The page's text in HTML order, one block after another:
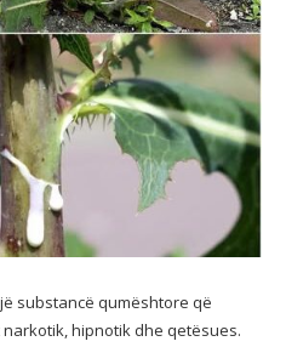
substancë qumështore që
hipnotik dhe qetësues.